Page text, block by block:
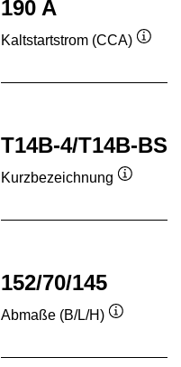
190 A
Kaltstartstrom (CCA)
T14B-4/T14B-BS
Kurzbezeichnung
152/70/145
Abmaße (B/L/H)